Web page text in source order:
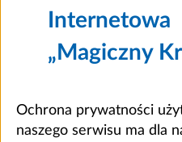
Internetowa
„Magiczny
Ochrona prywatności
naszego serwisu ma dla